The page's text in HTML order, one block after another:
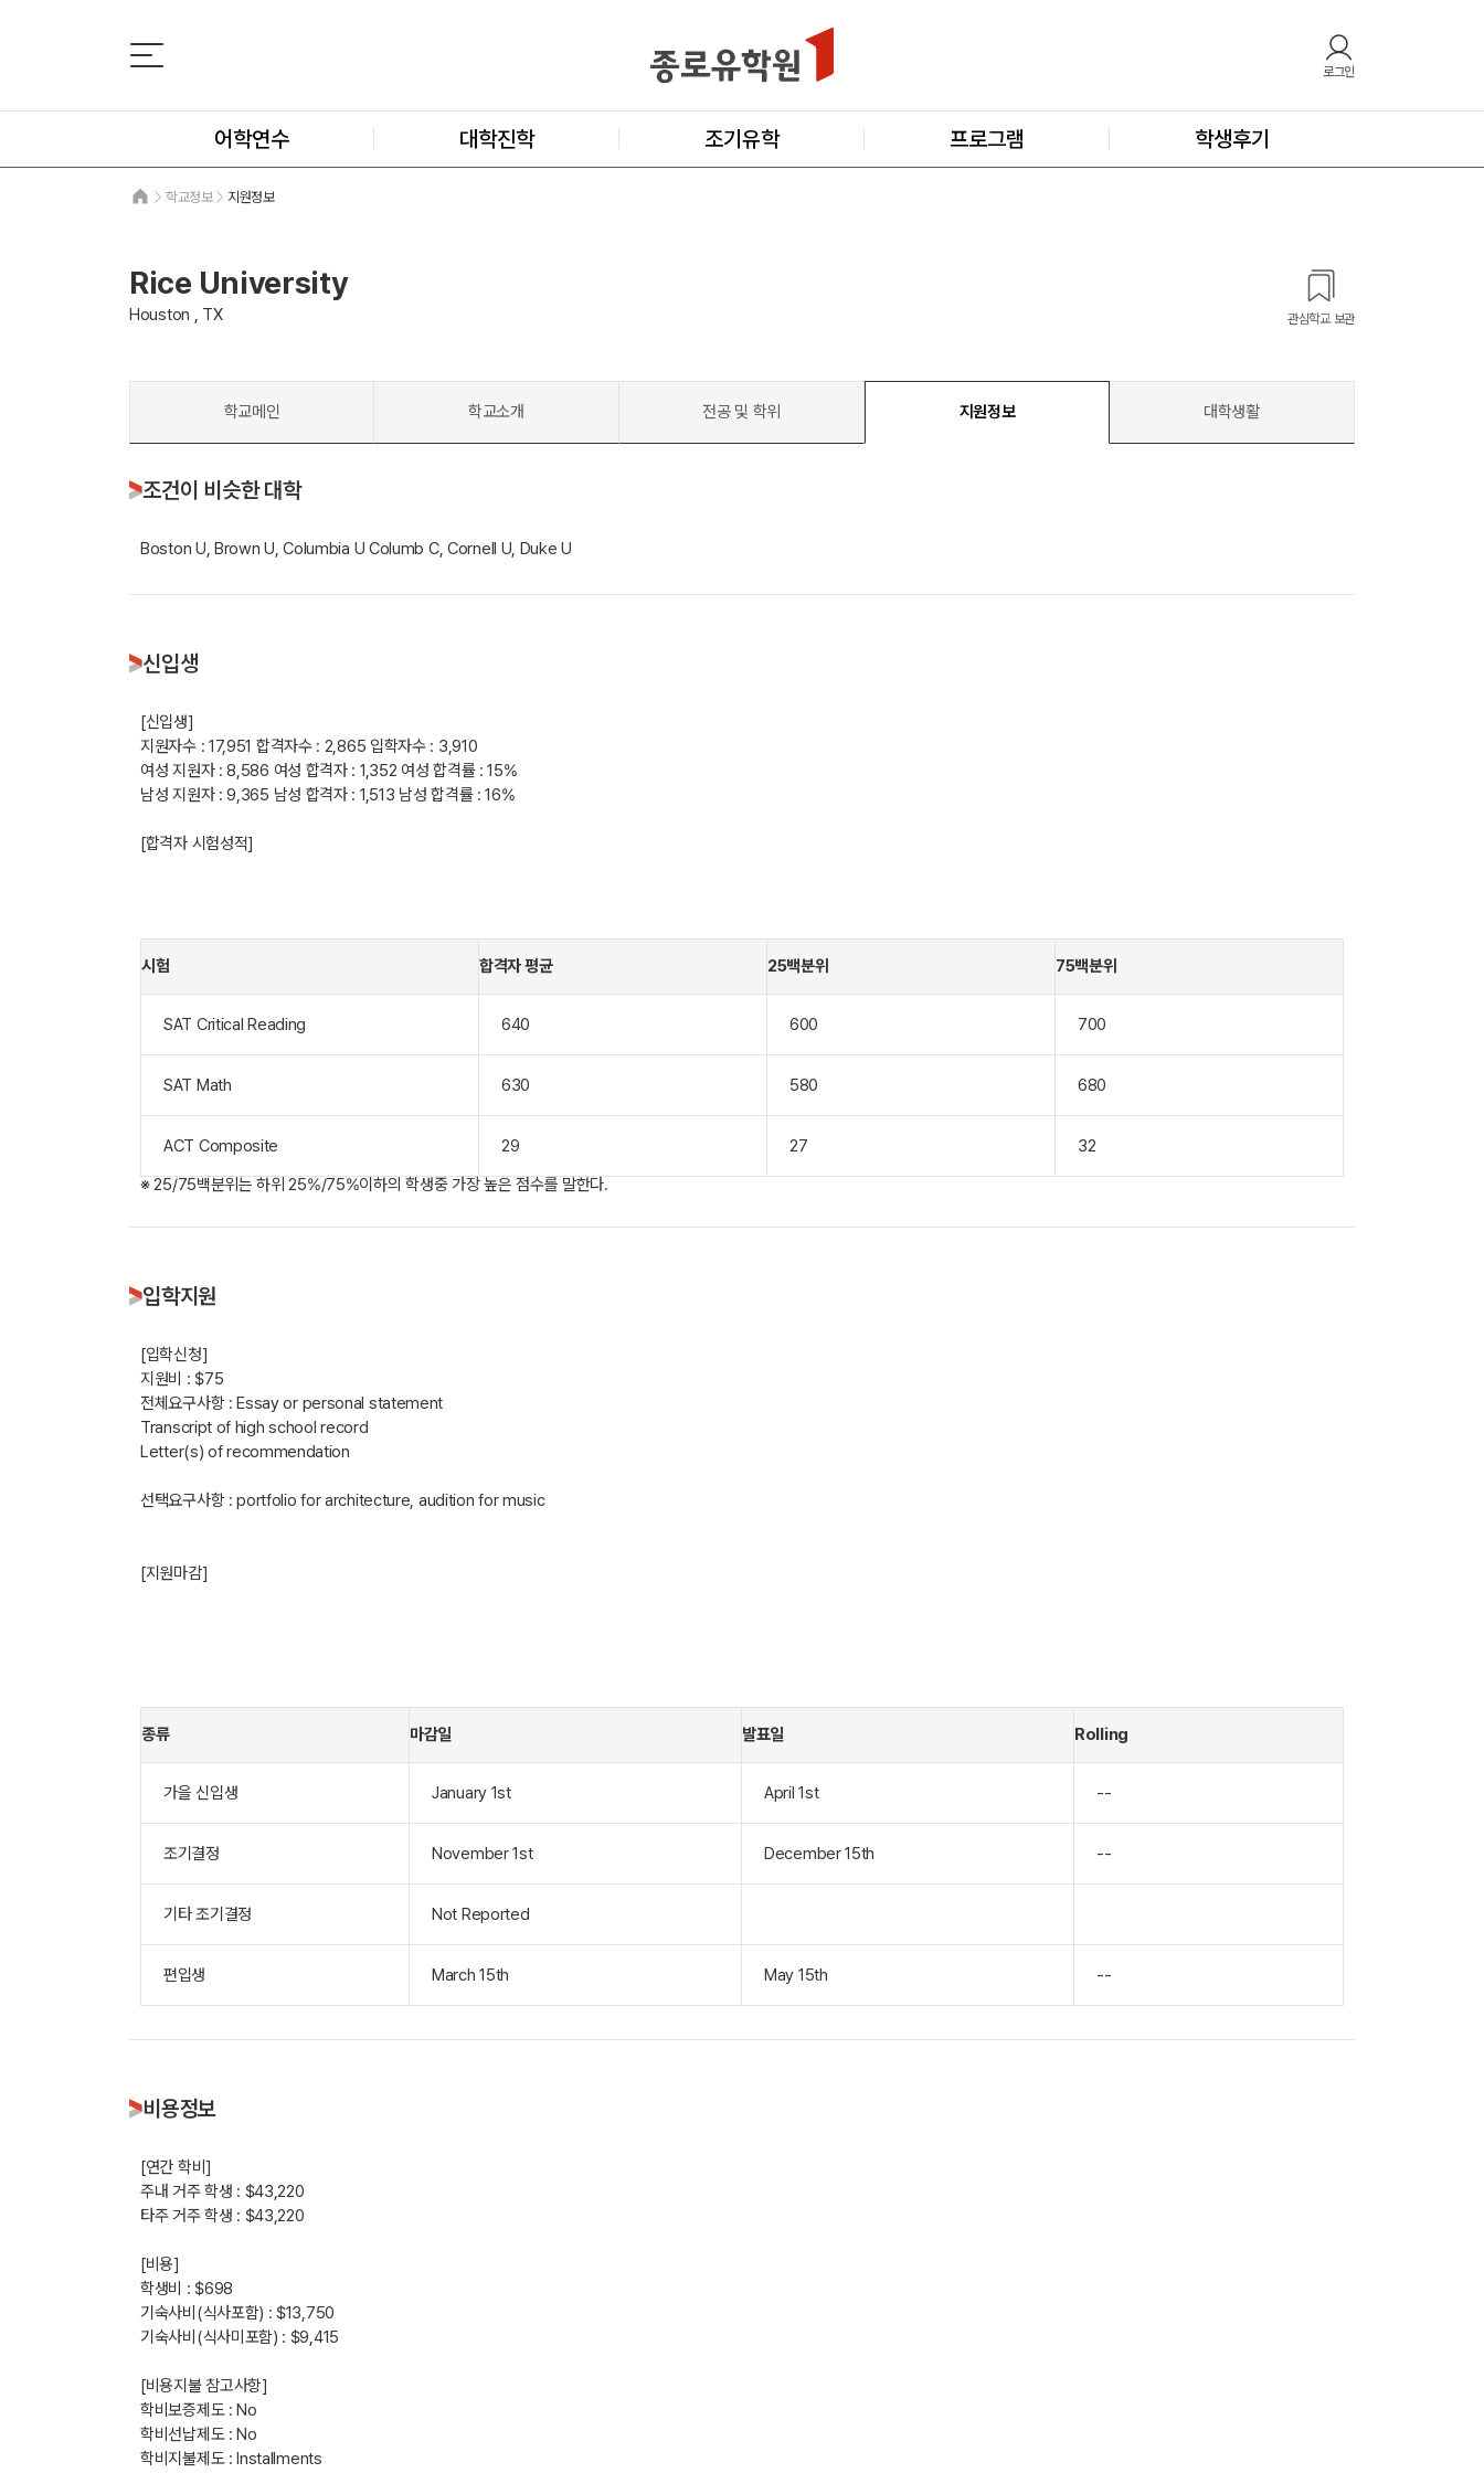
로그인
어학연수 대학진학 조기유학 프로그램 학생후기
학교정보 지원정보
Rice University
Houston , TX 관심학교 보관
학교메인 학교소개 전공 및 학위 지원정보 대학생활
조건이 비슷한 대학
Boston U, Brown U, Columbia U Columb C, Cornell U, Duke U
신입생
[신입생]
지원자수 : 17,951 합격자수 : 2,865 입학자수 : 3,910
여성 지원자 : 8,586 여성 합격자 : 1,352 여성 합격률 : 15%
남성 지원자 : 9,365 남성 합격자 : 1,513 남성 합격률 : 16%
[합격자 시험성적]
시험 합격자 평균 25백분위 75백분위
SAT Critical Reading 640 600 700
SAT Math 630 580 680
ACT Composite 29 27
32
※ 25/75백분위는 하위 25%/75%이하의 학생중 가장 높은 점수를 말한다.
입학지원
[입학신청]
지원비 : $75
전체요구사항 : Essay or personal statement
Transcript of high school record
Letter(s) of recommendation
선택요구사항 : portfolio for architecture, audition for music
[지원마감]
종류 마감일 발표일 Rolling
가을 신입생 January 1st April 1st --
조기결정 November 1st December 15th --
기타 조기결정 Not Reported
편입생 March 15th May 15th --
비용정보
[연간 학비]
주내 거주 학생 : $43,220
타주 거주 학생 : $43,220
[비용]
학생비 : $698
기숙사비(식사포함) : $13,750
기숙사비(식사미포함) : $9,415
[비용지불 참고사항]
학비보증제도 : No
학비선납제도 : No
학비지불제도 : Installments